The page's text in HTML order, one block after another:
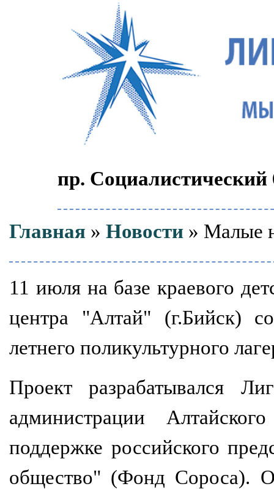
пр. Социалистический
Главная » Новости » Малые
11 июля на базе краевого
центра "Алтай" (г.Бийск)
летнего поликультурного
Проект разрабатывался
администрации
поддержке российского
общество" (Фонд Сороса).